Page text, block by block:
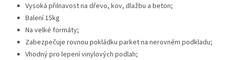
Vysoká přilnavost na dřevo, kov, dlažbu a beton;
Balení 15kg
Na velké formáty;
Zabezpečuje rovnou pokládku parket na nerovném podkladu;
Vhodný pro lepení vinylových podlah;